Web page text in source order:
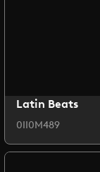
Latin Beats
0II0M489